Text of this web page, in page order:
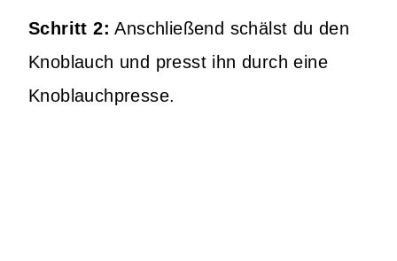
Schritt 2: Anschließend schälst du den
Knoblauch und presst ihn durch eine
Knoblauchpresse.